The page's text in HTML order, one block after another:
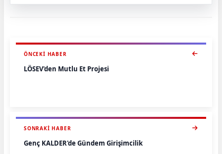
ÖNCEKI HABER
LÖSEV'den Mutlu Et Projesi
SONRAKI HABER
Genç KALDER'de Gündem Girişimcilik